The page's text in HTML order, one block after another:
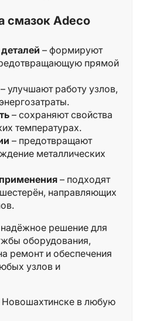
смазок Adeco
– формируют
прямой
улучшают работу узлов,
– сохраняют свойства
температурах.
– предотвращают
металлических
– подходят
направляющих
решение для
оборудования,
ремонт и обеспечения
узлов и
Новошахтинске в любую